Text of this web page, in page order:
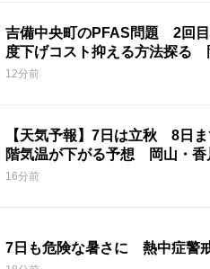
吉備中央町のPFAS問題 2回
度下げコスト抑える方法探る
12分前
【天気予報】7日は立秋 8日
階気温が下がる予想 岡山・香
16分前
7日も危険な暑さに 熱中症警